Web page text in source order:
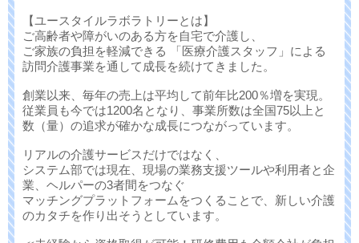
【ユースタイルラボラトリーとは】
ご高齢者や障がいのある方を自宅で介護し、
ご家族の負担を軽減できる 「医療介護スタッフ」による
訪問介護事業を通して成長を続けてきました。
創業以来、毎年の売上は平均して前年比200％増を実現。
従業員も今では1200名となり、事業所数は全国75以上と
数（量）の追求が確かな成長につながっています。
リアルの介護サービスだけではなく、
システム部では現在、現場の業務支援ツールや利用者と企
業、ヘルパーの3者間をつなぐ
マッチングプラットフォームをつくることで、新しい介護
のカタチを作り出そうとしています。